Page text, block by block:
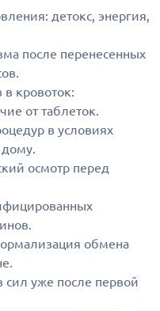
детокс, энергия,
после перенесенных
в кровоток:
от таблеток.
в условиях
дому.
осмотр перед
обмена
уже после первой